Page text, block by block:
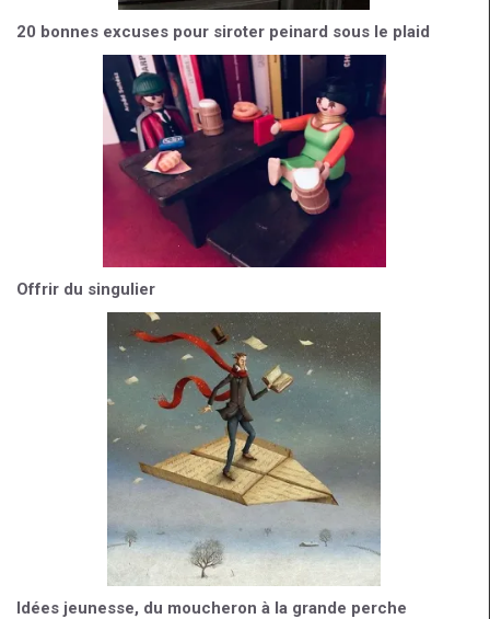
20 bonnes excuses pour siroter peinard sous le plaid
Offrir du singulier
Idées jeunesse, du moucheron à la grande perche